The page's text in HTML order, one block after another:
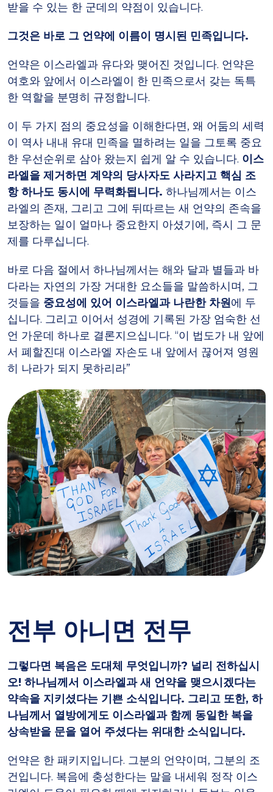
받을 수 있는 한 군데의 약점이 있습니다.
그것은 바로 그 언약에 이름이 명시된 민족입니다.
언약은 이스라엘과 유다와 맺어진 것입니다. 언약은
여호와 앞에서 이스라엘이 한 민족으로서 갖는 독특
한 역할을 분명히 규정합니다.
이 두 가지 점의 중요성을 이해한다면, 왜 어둠의 세력
이 역사 내내 유대 민족을 멸하려는 일을 그토록 중요
한 우선순위로 삼아 왔는지 쉽게 알 수 있습니다. 이스
라엘을 제거하면 계약의 당사자도 사라지고 핵심 조
항 하나도 동시에 무력화됩니다. 하나님께서는 이스
라엘의 존재, 그리고 그에 뒤따르는 새 언약의 존속을
보장하는 일이 얼마나 중요한지 아셨기에, 즉시 그 문
제를 다루십니다.
바로 다음 절에서 하나님께서는 해와 달과 별들과 바
다라는 자연의 가장 거대한 요소들을 말씀하시며, 그
것들을 중요성에 있어 이스라엘과 나란한 차원에 두
십니다. 그리고 이어서 성경에 기록된 가장 엄숙한 선
언 가운데 하나로 결론지으십니다. “이 법도가 내 앞에
서 폐할진대 이스라엘 자손도 내 앞에서 끊어져 영원
히 나라가 되지 못하리라”
전부 아니면 전무
그렇다면 복음은 도대체 무엇입니까? 널리 전하십시
오! 하나님께서 이스라엘과 새 언약을 맺으시겠다는
약속을 지키셨다는 기쁜 소식입니다. 그리고 또한, 하
나님께서 열방에게도 이스라엘과 함께 동일한 복을
상속받을 문을 열어 주셨다는 위대한 소식입니다.
언약은 한 패키지입니다. 그분의 언약이며, 그분의 조
건입니다. 복음에 충성한다는 말을 내세워 정작 이스